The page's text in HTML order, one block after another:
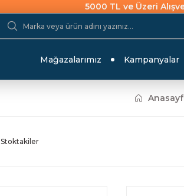
5000 TL ve Üzeri
Mağazalarımız Kampanyalar
Stoktakiler